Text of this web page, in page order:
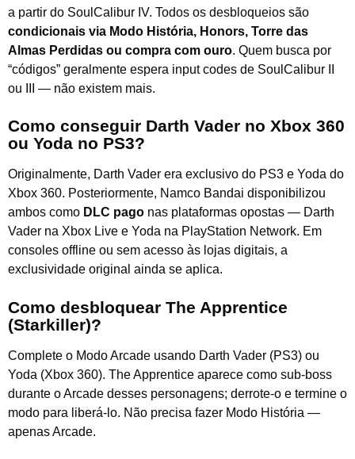
a partir do SoulCalibur IV. Todos os desbloqueios são
condicionais via Modo História, Honors, Torre das
Almas Perdidas ou compra com ouro. Quem busca por
“códigos” geralmente espera input codes de SoulCalibur II
ou III — não existem mais.
Como conseguir Darth Vader no Xbox 360
ou Yoda no PS3?
Originalmente, Darth Vader era exclusivo do PS3 e Yoda do
Xbox 360. Posteriormente, Namco Bandai disponibilizou
ambos como DLC pago nas plataformas opostas — Darth
Vader na Xbox Live e Yoda na PlayStation Network. Em
consoles offline ou sem acesso às lojas digitais, a
exclusividade original ainda se aplica.
Como desbloquear The Apprentice
(Starkiller)?
Complete o Modo Arcade usando Darth Vader (PS3) ou
Yoda (Xbox 360). The Apprentice aparece como sub-boss
durante o Arcade desses personagens; derrote-o e termine o
modo para liberá-lo. Não precisa fazer Modo História —
apenas Arcade.